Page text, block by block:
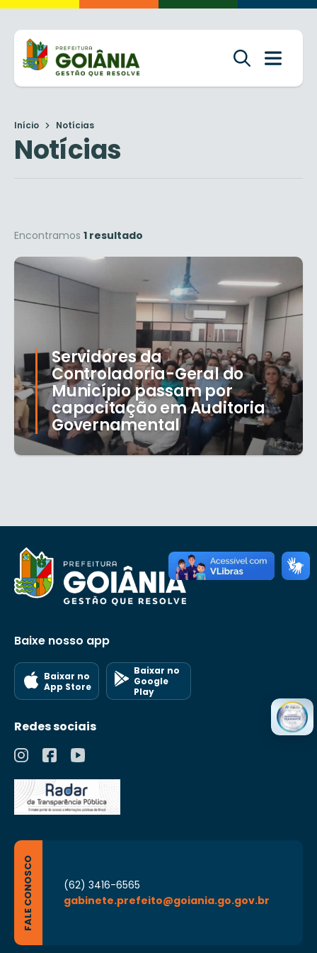
Início Notícias
Notícias
Encontramos 1 resultado
Servidores da
Controladoria-Geral do
Município passam por
capacitação em Auditoria
Governamental
Baixe nosso app
Baixar no
App Store
Baixar no
Google
Play
Redes sociais
FALE CONOSCO
(62) 3416-6565
gabinete.prefeito@goiania.go.gov.br